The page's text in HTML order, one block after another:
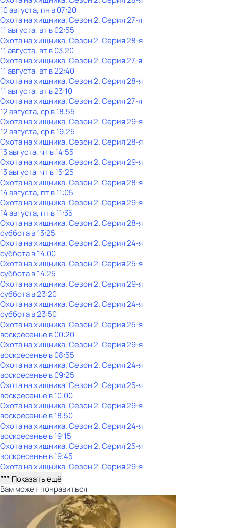
10 августа, пн в 07:20
Охота на хищника. Сезон 2. Серия 27-я
11 августа, вт в 02:55
Охота на хищника. Сезон 2. Серия 28-я
11 августа, вт в 03:20
Охота на хищника. Сезон 2. Серия 27-я
11 августа, вт в 22:40
Охота на хищника. Сезон 2. Серия 28-я
11 августа, вт в 23:10
Охота на хищника. Сезон 2. Серия 27-я
12 августа, ср в 18:55
Охота на хищника. Сезон 2. Серия 29-я
12 августа, ср в 19:25
Охота на хищника. Сезон 2. Серия 28-я
13 августа, чт в 14:55
Охота на хищника. Сезон 2. Серия 29-я
13 августа, чт в 15:25
Охота на хищника. Сезон 2. Серия 28-я
14 августа, пт в 11:05
Охота на хищника. Сезон 2. Серия 29-я
14 августа, пт в 11:35
Охота на хищника. Сезон 2. Серия 28-я
субботав13:25
Охота на хищника. Сезон 2. Серия 24-я
субботав14:00
Охота на хищника. Сезон 2. Серия 25-я
субботав14:25
Охота на хищника. Сезон 2. Серия 29-я
субботав23:20
Охота на хищника. Сезон 2. Серия 24-я
субботав23:50
Охота на хищника. Сезон 2. Серия 25-я
воскресенье в00:20
Охота на хищника. Сезон 2. Серия 29-я
воскресенье в08:55
Охота на хищника. Сезон 2. Серия 24-я
воскресенье в09:25
Охота на хищника. Сезон 2. Серия 25-я
воскресенье в10:00
Охота на хищника. Сезон 2. Серия 29-я
воскресенье в18:50
Охота на хищника. Сезон 2. Серия 24-я
воскресенье в19:15
Охота на хищника. Сезон 2. Серия 25-я
воскресенье в19:45
Охота на хищника. Сезон 2. Серия 29-я
Показать ещё
Вам может понравиться